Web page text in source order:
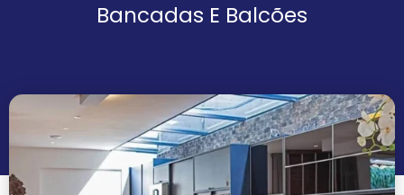
Bancadas E Balcões